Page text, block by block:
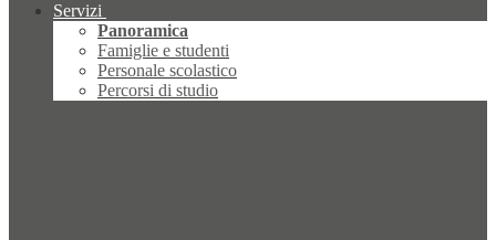
Servizi
Panoramica
Famiglie e studenti
Personale scolastico
Percorsi di studio